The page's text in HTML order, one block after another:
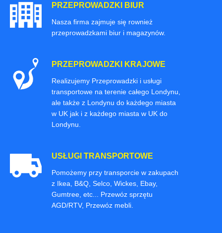
PRZEPROWADZKI BIUR
Nasza firma zajmuje się rownież
przeprowadzkami biur i magazynów.
PRZEPROWADZKI KRAJOWE
Realizujemy Przeprowadzki i usługi
transportowe na terenie całego Londynu,
ale także z Londynu do każdego miasta
w UK jak i z każdego miasta w UK do
Londynu.
USŁUGI TRANSPORTOWE
Pomożemy przy transporcie w zakupach
z Ikea, B&Q, Selco, Wickes, Ebay,
Gumtree, etc... Przewóz sprzętu
AGD/RTV, Przewóz mebli.